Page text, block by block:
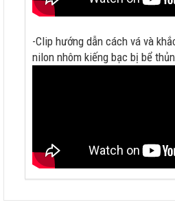
-Clip hướng dẫn cách vá và
nilon nhôm kiếng bạc bị bể